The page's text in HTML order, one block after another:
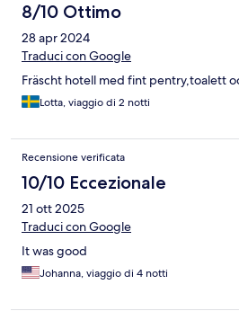
8/10 Ottimo
28 apr 2024
Traduci con Google
Fräscht hotell med fint pentry,toalett
Lotta, viaggio di 2 notti
Recensione verificata
10/10 Eccezionale
21 ott 2025
Traduci con Google
It was good
Johanna, viaggio di 4 notti